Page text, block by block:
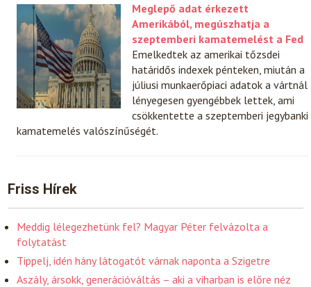
Meglepő adat érkezett
Amerikából, megúszhatja a
szeptemberi kamatemelést a Fed
Emelkedtek az amerikai tőzsdei
határidős indexek pénteken, miután a
júliusi munkaerőpiaci adatok a vártnál
lényegesen gyengébbek lettek, ami
csökkentette a szeptemberi jegybanki
kamatemelés valószínűségét.
Friss Hírek
Meddig lélegezhetünk fel? Magyar Péter felvázolta a
folytatást
Tippelj, idén hány látogatót várnak naponta a Szigetre
Aszály, ársokk, generációváltás – aki a viharban is előre néz